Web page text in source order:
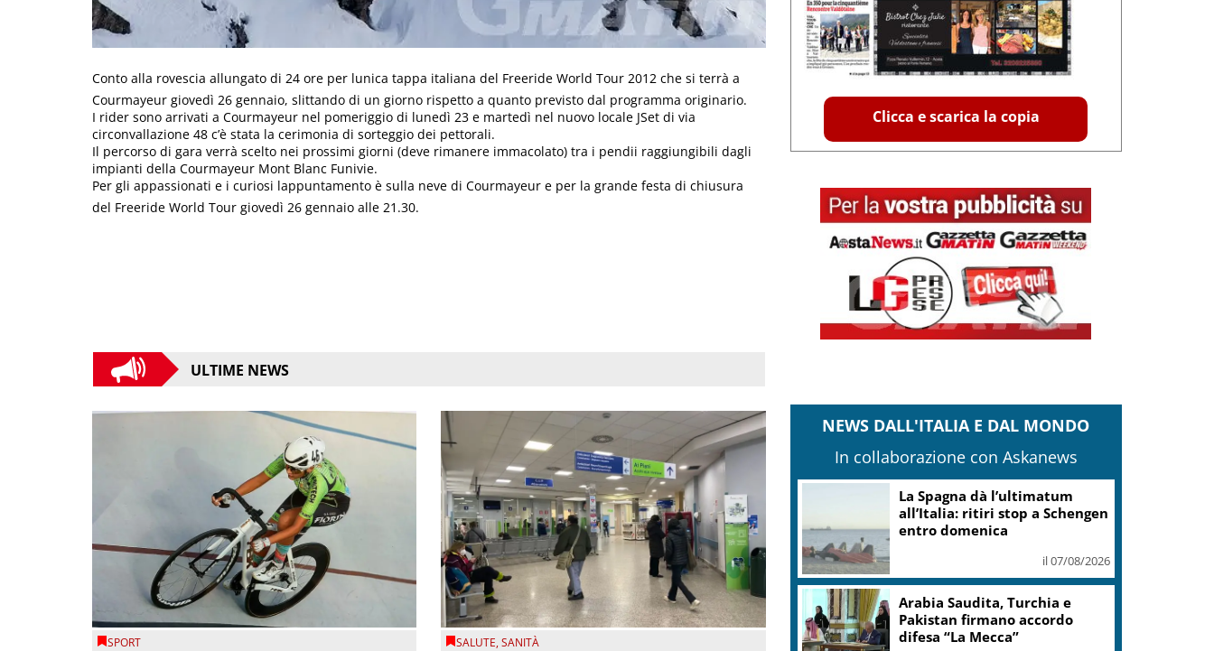
Conto alla rovescia allungato di 24 ore per lunica tappa italiana del Freeride World Tour 2012 che si terrà a
Courmayeur giovedì 26 gennaio, slittando di un giorno rispetto a quanto previsto dal programma originario.
I rider sono arrivati a Courmayeur nel pomeriggio di lunedì 23 e martedì nel nuovo locale JSet di via
circonvallazione 48 c’è stata la cerimonia di sorteggio dei pettorali.
Il percorso di gara verrà scelto nei prossimi giorni (deve rimanere immacolato) tra i pendii raggiungibili dagli
impianti della Courmayeur Mont Blanc Funivie.
Per gli appassionati e i curiosi lappuntamento è sulla neve di Courmayeur e per la grande festa di chiusura
del Freeride World Tour giovedì 26 gennaio alle 21.30.
ULTIME NEWS
SPORT SALUTE,SANITÀ
Clicca e scarica la copia
NEWS DALL'ITALIA E DAL MONDO
In collaborazione con Askanews
La Spagna dà l’ultimatum
all’Italia: ritiri stop a Schengen
entro domenica
il 07/08/2026
Arabia Saudita, Turchia e
Pakistan firmano accordo
difesa “La Mecca”